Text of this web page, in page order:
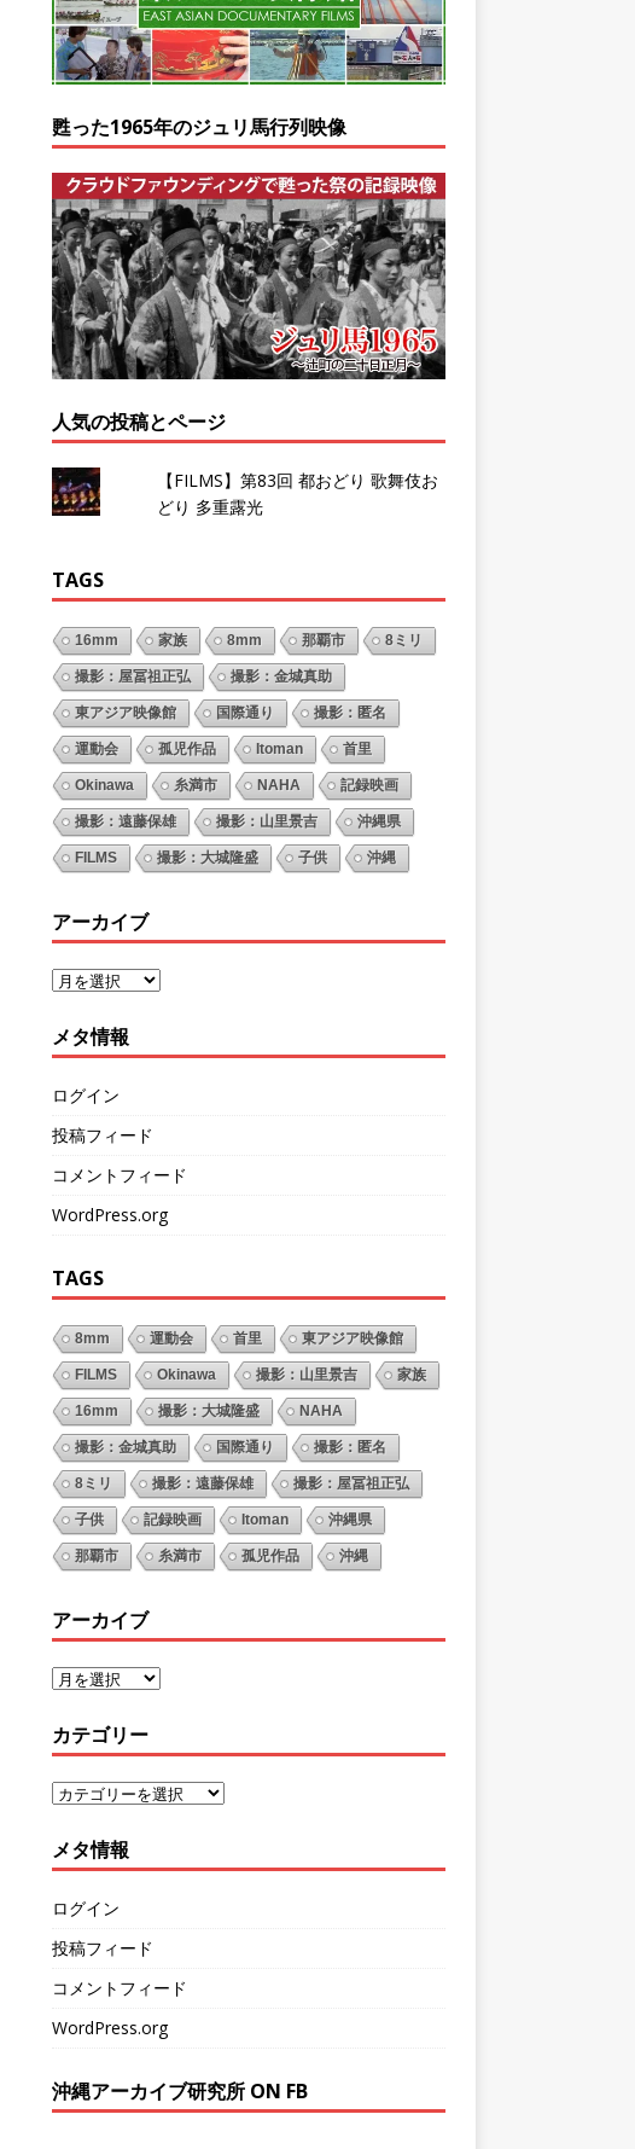
甦った1965年のジュリ馬行列映像
人気の投稿とページ
【FILMS】第83回 都おどり 歌舞伎お
どり 多重露光
TAGS
16mm 家族 8mm 那覇市 8ミリ
撮影：屋冨祖正弘 撮影：金城真助
東アジア映像館 国際通り 撮影：匿名
運動会 孤児作品 Itoman 首里
Okinawa 糸満市 NAHA 記録映画
撮影：遠藤保雄 撮影：山里景吉 沖縄県
FILMS 撮影：大城隆盛 子供 沖縄
アーカイブ
メタ情報
ログイン
投稿フィード
コメントフィード
WordPress.org
TAGS
8mm 運動会 首里 東アジア映像館
FILMS Okinawa 撮影：山里景吉 家族
16mm 撮影：大城隆盛 NAHA
撮影：金城真助 国際通り 撮影：匿名
8ミリ 撮影：遠藤保雄 撮影：屋冨祖正弘
子供 記録映画 Itoman 沖縄県
那覇市 糸満市 孤児作品 沖縄
アーカイブ
カテゴリー
メタ情報
ログイン
投稿フィード
コメントフィード
WordPress.org
沖縄アーカイブ研究所 ON FB